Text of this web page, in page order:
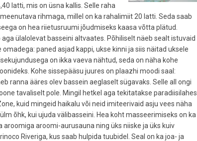
latti, mis on üsna kallis. Selle raha
rihmaga, millel on ka rahalimiit 20 latti. Seda saab
on hea riietusruumi jõudmiseks kaasa võtta plätud.
ülalolevat basseini altvaates. Põhiliselt näeb sealt istuvaid
paned asjad kappi, ukse kinni ja siis näitad uksele
on ikka vaeva nähtud, seda on näha kohe
Kohe sissepääsu juures on plaazhi moodi saal:
ranna ääres olev bassein aeglaselt sügavaks. Selle all ongi
tavaliselt pole. Mingil hetkel aga tekitatakse paradiisilahes
kuid mingeid haikalu või neid imiteerivaid asju vees näha
õhk, kui ujuda välibasseini. Hea koht masseerimiseks on ka
aroomi-aurusauna ning üks niiske ja üks kuiv
Riveriga, kus saab hulpida tuubidel. Seal on ka joa- ja